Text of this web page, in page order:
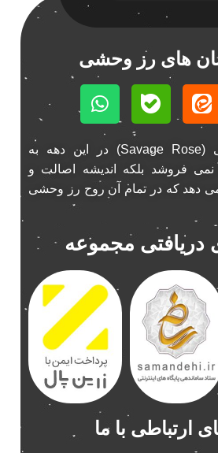
های رز وحشی
فروشگاه رز وحشی (Savage Rose) در این دهه به
فروشد بلکه اندیشه اصالت و
می دهد که در تمام آن روح رز وحشی
دریافتی مجموعه
ارتباطی با ما